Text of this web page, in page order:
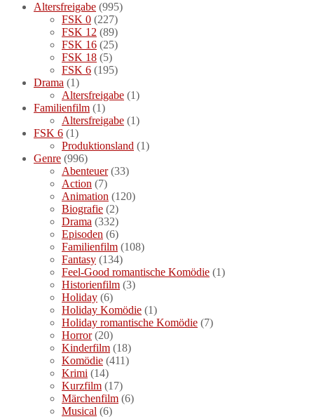
Altersfreigabe (995)
FSK 0 (227)
FSK 12 (89)
FSK 16 (25)
FSK 18 (5)
FSK 6 (195)
Drama (1)
Altersfreigabe (1)
Familienfilm (1)
Altersfreigabe (1)
FSK 6 (1)
Produktionsland (1)
Genre (996)
Abenteuer(33)
Action (7)
Animation (120)
Biografie (2)
Drama (332)
Episoden (6)
Familienfilm (108)
Fantasy (134)
Feel-Good romantische Komödie (1)
Historienfilm (3)
Holiday (6)
Holiday Komödie (1)
Holiday romantische Komödie (7)
Horror(20)
Kinderfilm (18)
Komödie (411)
Krimi (14)
Kurzfilm (17)
Märchenfilm (6)
Musical (6)